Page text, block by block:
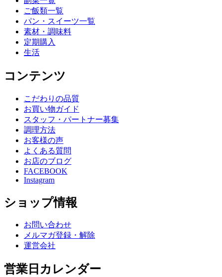
ご飯類一覧
パン・スイーツ一覧
素材・調味料
定期購入
生活
コンテンツ
こだわりの品質
お買い物ガイド
スタッフ・パートナー募集
調理方法
お客様の声
よくある質問
お店のブログ
FACEBOOK
Instagram
ショップ情報
お問い合わせ
メルマガ登録・解除
運営会社
営業日カレンダー